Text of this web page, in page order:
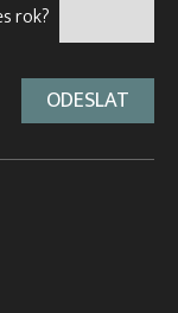
rok?